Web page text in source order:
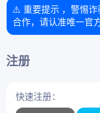
⚠️ 重要提示 ，警惕诈
合作，请认准唯一官
注册
快速注册